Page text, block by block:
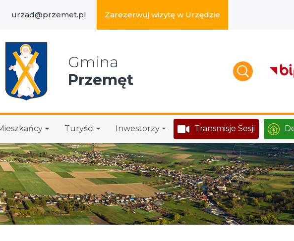
urzad@przemet.pl Zarezerwuj wizytę w Urzędzie
Gmina
Przemęt
Turyści Inwestorzy Transmisje Sesji
Wyszukaj w serwisie